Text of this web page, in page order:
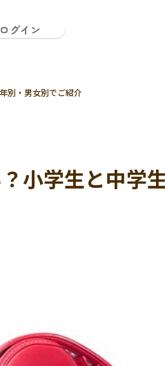
ログイン
別・男女別でご紹介
小学生と中学